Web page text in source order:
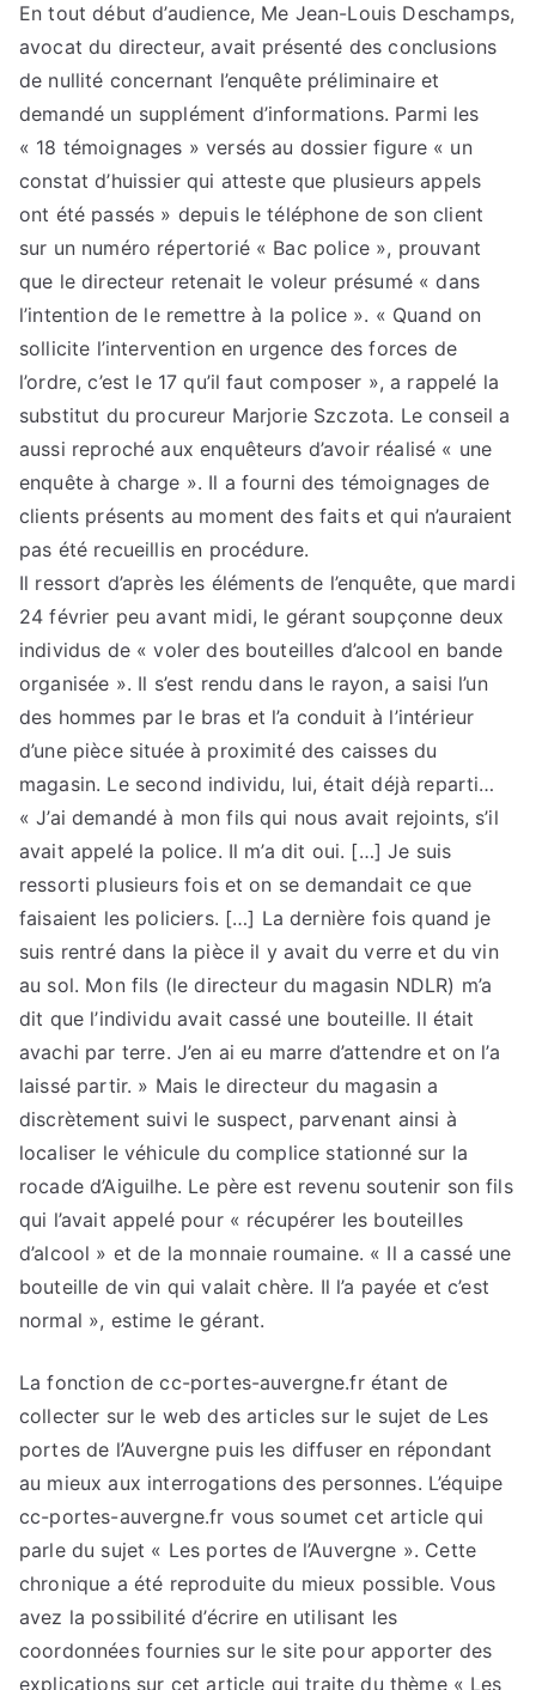
En tout début d’audience, Me Jean-Louis Deschamps,
avocat du directeur, avait présenté des conclusions
de nullité concernant l’enquête préliminaire et
demandé un supplément d’informations. Parmi les
« 18 témoignages » versés au dossier figure « un
constat d’huissier qui atteste que plusieurs appels
ont été passés » depuis le téléphone de son client
sur un numéro répertorié « Bac police », prouvant
que le directeur retenait le voleur présumé « dans
l’intention de le remettre à la police ». « Quand on
sollicite l’intervention en urgence des forces de
l’ordre, c’est le 17 qu’il faut composer », a rappelé la
substitut du procureur Marjorie Szczota. Le conseil a
aussi reproché aux enquêteurs d’avoir réalisé « une
enquête à charge ». Il a fourni des témoignages de
clients présents au moment des faits et qui n’auraient
pas été recueillis en procédure.
Il ressort d’après les éléments de l’enquête, que mardi
24 février peu avant midi, le gérant soupçonne deux
individus de « voler des bouteilles d’alcool en bande
organisée ». Il s’est rendu dans le rayon, a saisi l’un
des hommes par le bras et l’a conduit à l’intérieur
d’une pièce située à proximité des caisses du
magasin. Le second individu, lui, était déjà reparti…
« J’ai demandé à mon fils qui nous avait rejoints, s’il
avait appelé la police. Il m’a dit oui. […] Je suis
ressorti plusieurs fois et on se demandait ce que
faisaient les policiers. […] La dernière fois quand je
suis rentré dans la pièce il y avait du verre et du vin
au sol. Mon fils (le directeur du magasin NDLR) m’a
dit que l’individu avait cassé une bouteille. Il était
avachi par terre. J’en ai eu marre d’attendre et on l’a
laissé partir. » Mais le directeur du magasin a
discrètement suivi le suspect, parvenant ainsi à
localiser le véhicule du complice stationné sur la
rocade d’Aiguilhe. Le père est revenu soutenir son fils
qui l’avait appelé pour « récupérer les bouteilles
d’alcool » et de la monnaie roumaine. « Il a cassé une
bouteille de vin qui valait chère. Il l’a payée et c’est
normal », estime le gérant.
La fonction de cc-portes-auvergne.fr étant de
collecter sur le web des articles sur le sujet de Les
portes de l’Auvergne puis les diffuser en répondant
au mieux aux interrogations des personnes. L’équipe
cc-portes-auvergne.fr vous soumet cet article qui
parle du sujet « Les portes de l’Auvergne ». Cette
chronique a été reproduite du mieux possible. Vous
avez la possibilité d’écrire en utilisant les
coordonnées fournies sur le site pour apporter des
explications sur cet article qui traite du thème « Les